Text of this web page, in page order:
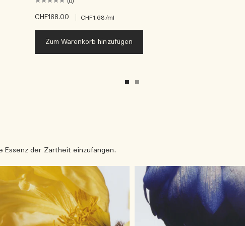
CHF168.00 CHF1.68/ml
Zum Warenkorb hinzufügen
Essenz der Zartheit einzufangen.